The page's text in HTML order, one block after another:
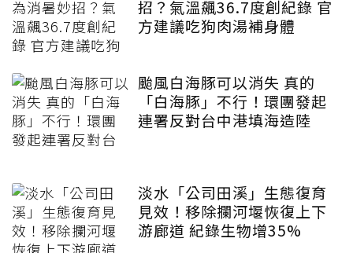
招？氣溫飆36.7度創紀錄 官
方建議吃狗肉湯補身體
颱風白海豚可以消失 真的
「白海豚」不行！環團發起
連署反對台中港填海造陸
淡水「公司田溪」生態復育
見效！移除攔河堰恢復上下
游廊道 紀錄生物增35%